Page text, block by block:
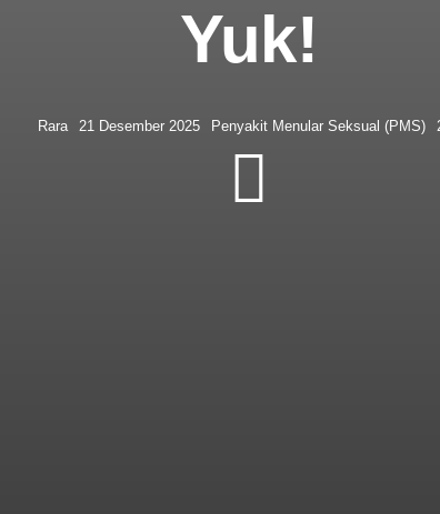
Yuk!
Rara 21 Desember 2025 Penyakit Menular Seksual (PMS)